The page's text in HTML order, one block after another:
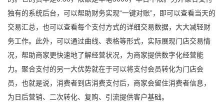
独有的系统后台，可以帮助财务实现“一键对账”，即可以查看当天的
交易汇总，也可以查看每个支付方式的详细交易数据，大大减轻财
务工作。此外，可以通过曲线、表格等形式，实际展现门店交易情
况，帮助商家更快速地了解经营状况，为商家提供数字化经营能
力。聚合支付的另一大优势就在于可以将支付会员转化为门店会
员，也就是说，消费者到店消费支付后，商家会留住消费者信息，
为日后营销、二次转化、复购、引流提供客户基础。